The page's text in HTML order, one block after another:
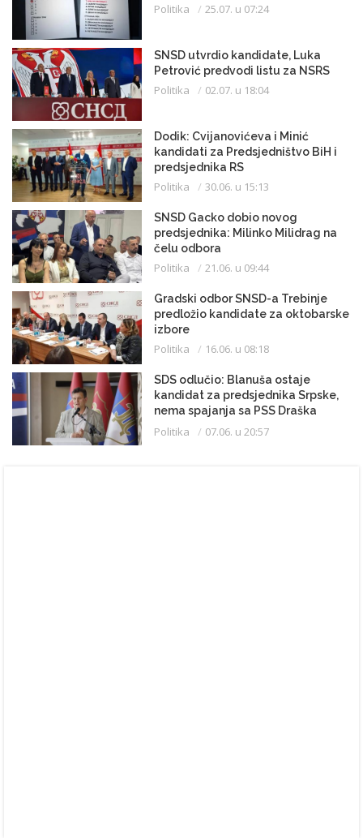
Politika 25.07. u 07:24
SNSD utvrdio kandidate, Luka
Petrović predvodi listu za NSRS
Politika 02.07. u 18:04
Dodik: Cvijanovićeva i Minić
kandidati za Predsjedništvo BiH i
predsjednika RS
Politika 30.06. u 15:13
SNSD Gacko dobio novog
predsjednika: Milinko Milidrag na
čelu odbora
Politika 21.06. u 09:44
Gradski odbor SNSD-a Trebinje
predložio kandidate za oktobarske
izbore
Politika 16.06. u 08:18
SDS odlučio: Blanuša ostaje
kandidat za predsjednika Srpske,
nema spajanja sa PSS Draška
Stanivukovića
Politika 07.06. u 20:57